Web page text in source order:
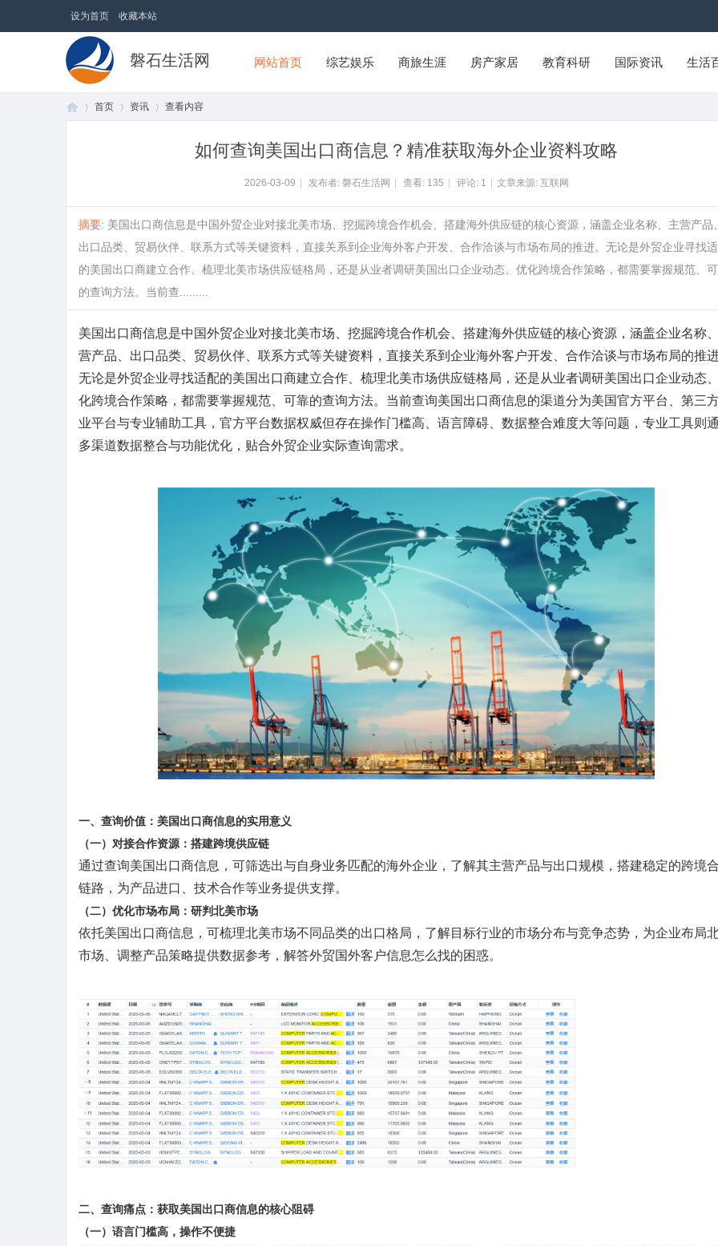
设为首页 收藏本站
磐石生活网 网站首页 综艺娱乐 商旅生涯 房产家居 教育科研 国际资讯 生活
首页 资讯 查看内容
如何查询美国出口商信息？精准获取海外企业资料攻略
2026-03-09 发布者: 磐石生活网 查看: 135 评论: 1 文章来源: 互联网
摘要: 美国出口商信息是中国外贸企业对接北美市场、挖掘跨境合作机会、搭建海外供应链的核心资源，涵盖企业名称、主营产品、
出口品类、贸易伙伴、联系方式等关键资料，直接关系到企业海外客户开发、合作洽谈与市场布局的推进。无论是外贸企业寻找
的美国出口商建立合作、梳理北美市场供应链格局，还是从业者调研美国出口企业动态、优化跨境合作策略，都需要掌握规范、
的查询方法。当前查.........
美国出口商信息是中国外贸企业对接北美市场、挖掘跨境合作机会、搭建海外供应链的核心资源，涵盖企业名称
营产品、出口品类、贸易伙伴、联系方式等关键资料，直接关系到企业海外客户开发、合作洽谈与市场布局的推进
无论是外贸企业寻找适配的美国出口商建立合作、梳理北美市场供应链格局，还是从业者调研美国出口企业动态
化跨境合作策略，都需要掌握规范、可靠的查询方法。当前查询美国出口商信息的渠道分为美国官方平台、第三
业平台与专业辅助工具，官方平台数据权威但存在操作门槛高、语言障碍、数据整合难度大等问题，专业工具则
多渠道数据整合与功能优化，贴合外贸企业实际查询需求。
一、查询价值：美国出口商信息的实用意义
（一）对接合作资源：搭建跨境供应链
通过查询美国出口商信息，可筛选出与自身业务匹配的海外企业，了解其主营产品与出口规模，搭建稳定的跨境
链路，为产品进口、技术合作等业务提供支撑。
（二）优化市场布局：研判北美市场
依托美国出口商信息，可梳理北美市场不同品类的出口格局，了解目标行业的市场分布与竞争态势，为企业布局
市场、调整产品策略提供数据参考，解答外贸国外客户信息怎么找的困惑。
二、查询痛点：获取美国出口商信息的核心阻碍
（一）语言门槛高，操作不便捷